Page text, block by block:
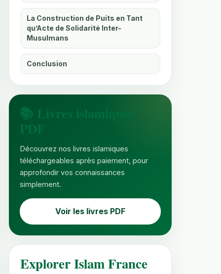
La Construction de Puits en Tant
qu’Acte de Solidarité Inter-
Musulmans
Conclusion
📚 Livres islamiques
PDF
Découvrez nos livres islamiques
téléchargeables après paiement, pour
approfondir vos connaissances
simplement.
Voir les livres PDF
Explorer Islam France